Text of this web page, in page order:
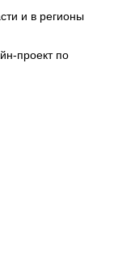
и в регионы
проект по